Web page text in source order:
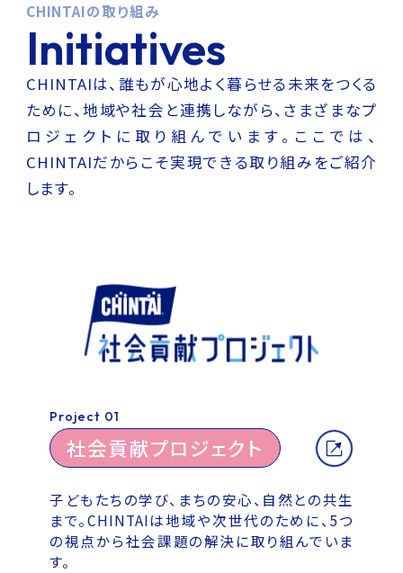
CHINTAIの取り組み
Initiatives
CHINTAIは、誰もが心地よく暮らせる未来をつくる
ために、地域や社会と連携しながら、さまざまなプ
ロジェクトに取り組んでいます。 ここでは、
CHINTAIだからこそ実現できる取り組みをご紹介
します。
Project 01
社会貢献プロジェクト
子どもたちの学び、まちの安心、自然との共生
まで。CHINTAIは地域や次世代のために、5つ
の視点から社会課題の解決に取り組んでいま
す。